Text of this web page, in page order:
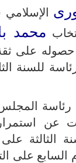
محمد
على ثقة
للسنة
رئاسة
عن
الثالثة
السابع على